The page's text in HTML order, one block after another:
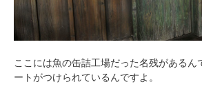
ここには魚の缶詰工場だった名残があるん
ートがつけられているんですよ。